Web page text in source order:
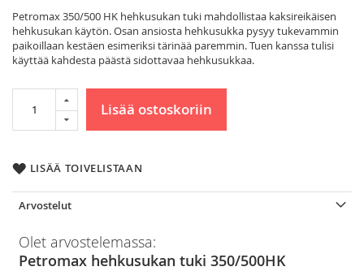
Petromax 350/500 HK hehkusukan tuki mahdollistaa kaksireikäisen
hehkusukan käytön. Osan ansiosta hehkusukka pysyy tukevammin
paikoillaan kestäen esimeriksi tärinää paremmin. Tuen kanssa tulisi
käyttää kahdesta päästä sidottavaa hehkusukkaa.
Lisää ostoskoriin
LISÄÄ TOIVELISTAAN
Arvostelut
Olet arvostelemassa:
Petromax hehkusukan tuki 350/500HK